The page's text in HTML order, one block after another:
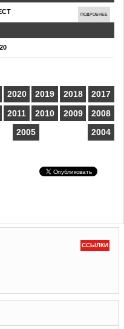
ПОДРОБНЕЕ
2020 2019 2018
2017
2011 2010 2009
2008
2005 2004
ССЫЛКИ